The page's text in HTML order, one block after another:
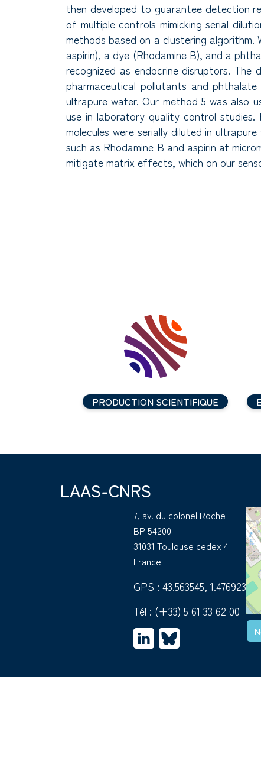
then developed to guarantee detection
of multiple controls mimicking serial
methods based on a clustering
aspirin), a dye (Rhodamine B), and a
recognized as endocrine disruptors.
pharmaceutical pollutants and
ultrapure water. Our method 5 was
use in laboratory quality control
molecules were serially diluted in
such as Rhodamine B and aspirin at
mitigate matrix effects, which on our
PRODUCTION SCIENTIFIQUE
LAAS-CNRS
7, av. du colonel Roche
BP 54200
31031 Toulouse cedex 4
France
GPS : 43.563545, 1.476923
Tél : (+33) 5 61 33 62 00